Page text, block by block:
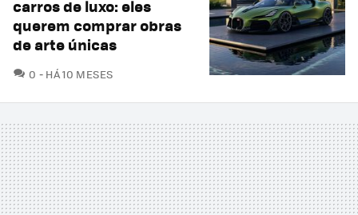
carros de luxo: eles
querem comprar obras
de arte únicas
0 COMENTÁRIOS
HÁ 10 MESES